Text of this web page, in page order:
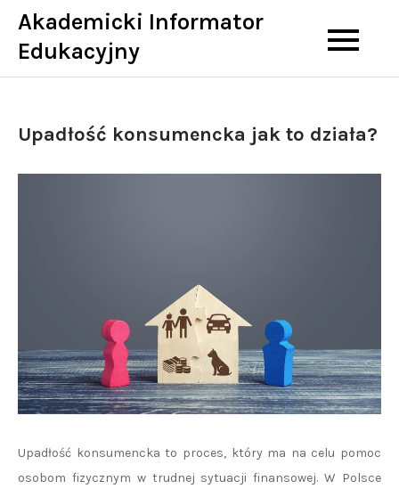
Skip
content
Akademicki Informator
Edukacyjny
Upadłość konsumencka jak to działa?
Upadłość konsumencka to proces, który ma na celu pomoc
osobom fizycznym w trudnej sytuacji finansowej. W Polsce